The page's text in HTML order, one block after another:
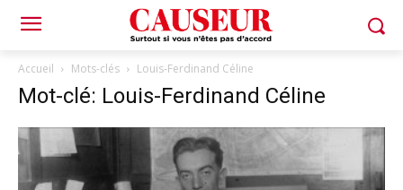
Accueil Mots-clés Louis-Ferdinand Céline
Mot-clé: Louis-Ferdinand Céline